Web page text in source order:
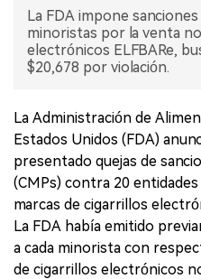
La FDA impone
minoristas por la venta
electrónicos ELFBARe,
$20,678 por violación.
La Administración de
Estados Unidos (FDA)
presentado quejas de
(CMPs) contra 20
marcas de cigarrillos
La FDA había emitido
a cada minorista con
de cigarrillos electrónicos